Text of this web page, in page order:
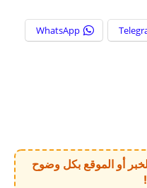
WhatsApp
بالخبر أو الموقع بكل وضوح